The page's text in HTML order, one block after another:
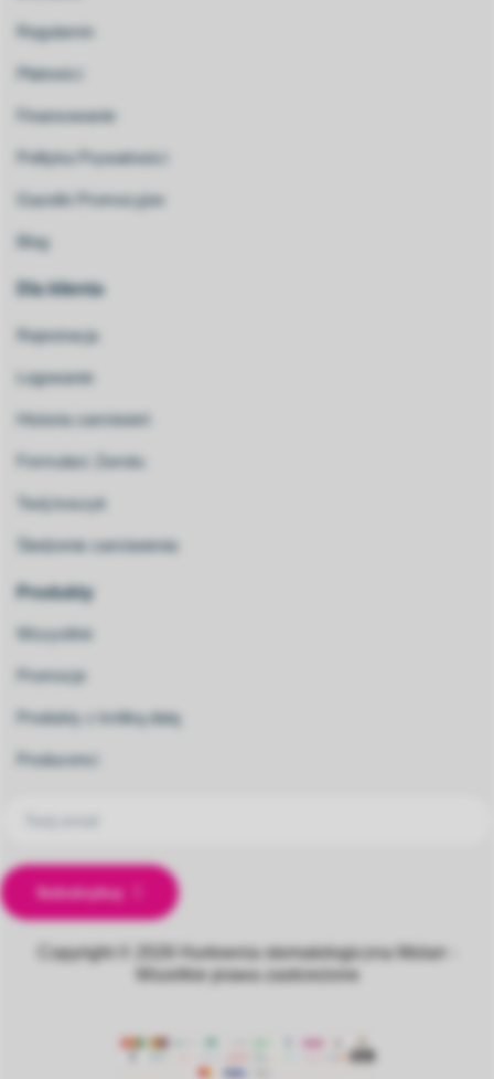
Regulamin
Płatności
Finansowanie
Polityka Prywatności
Gazetki Promocyjne
Blog
Dla klienta
Rejestracja
Logowanie
Historia zamówień
Formularz Zwrotu
Twój koszyk
Śledzenie zamówienia
Produkty
Wszystkie
Promocje
Produkty z krótką datą
Producenci
Subskrybuj
Copyright © 2026
Hurtownia stomatologiczna Molarr -
Wszelkie prawa zastrzeżone